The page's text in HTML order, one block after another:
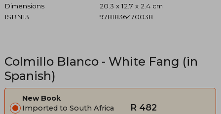
Dimensions
20.3 x 12.7 x 2.4 cm
ISBN13
9781836470038
Colmillo Blanco - White Fang (in
Spanish)
New Book
Imported to South Africa
R 482